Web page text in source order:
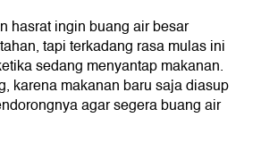
hasrat ingin buang air besar
tapi terkadang rasa mulas ini
sedang menyantap makanan.
karena makanan baru saja diasup
agar segera buang air